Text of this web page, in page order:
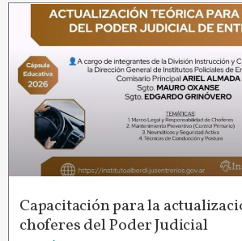
Capacitación para la
choferes del Poder Judicial